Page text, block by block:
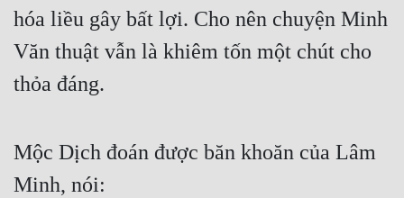
hóa liều gây bất lợi. Cho nên chuyện Minh
Văn thuật vẫn là khiêm tốn một chút cho
thỏa đáng.
Mộc Dịch đoán được băn khoăn của Lâm
Minh, nói: